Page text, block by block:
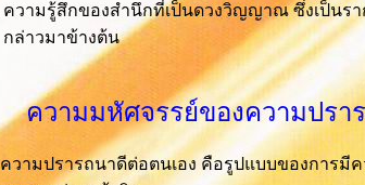
ความรู้สึกของสำนึกที่เป็นดวงวิญญาณ ซึ่งเป็นร
กล่าวมาข้างต้น
ความมหัศจรรย์ของความปรา
ความปรารถนาดีต่อตนเอง คือรูปแบบของการมี